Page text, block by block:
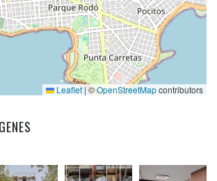
Leaflet|©OpenStreetMapcontributors